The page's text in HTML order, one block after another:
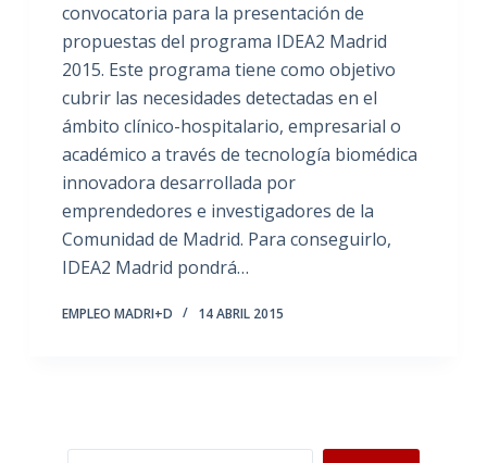
convocatoria para la presentación de
propuestas del programa IDEA2 Madrid
2015. Este programa tiene como objetivo
cubrir las necesidades detectadas en el
ámbito clínico-hospitalario, empresarial o
académico a través de tecnología biomédica
innovadora desarrollada por
emprendedores e investigadores de la
Comunidad de Madrid. Para conseguirlo,
IDEA2 Madrid pondrá…
EMPLEO MADRI+D 14 ABRIL 2015